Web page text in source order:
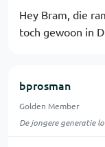
Hey Bram, die
toch gewoon in
bprosman
Golden Member
De jongere generatie